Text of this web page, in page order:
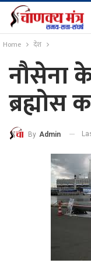
Home देश
नौसेना
ब्रह्मोस
By Admin